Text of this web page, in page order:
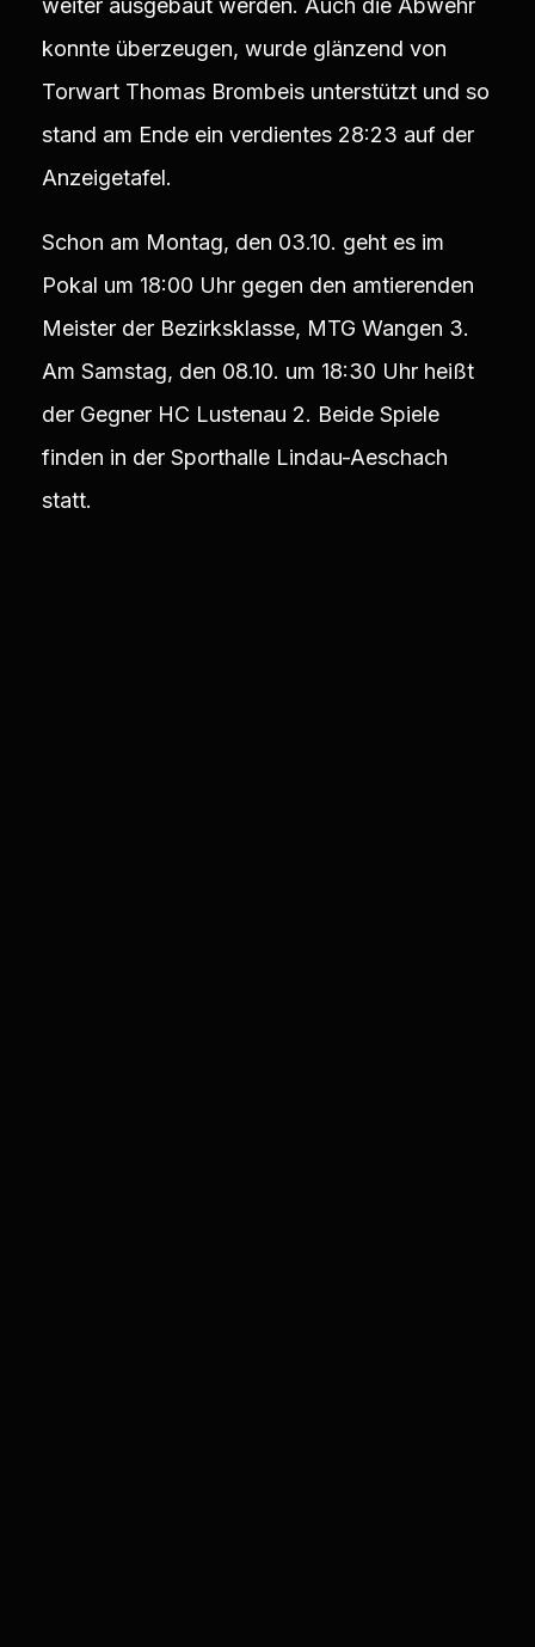
weiter ausgebaut werden. Auch die Abwehr
konnte überzeugen, wurde glänzend von
Torwart Thomas Brombeis unterstützt und so
stand am Ende ein verdientes 28:23 auf der
Anzeigetafel.
Schon am Montag, den 03.10. geht es im
Pokal um 18:00 Uhr gegen den amtierenden
Meister der Bezirksklasse, MTG Wangen 3.
Am Samstag, den 08.10. um 18:30 Uhr heißt
der Gegner HC Lustenau 2. Beide Spiele
finden in der Sporthalle Lindau-Aeschach
statt.